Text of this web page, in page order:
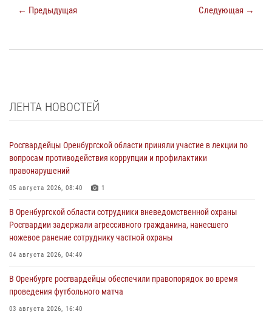
← Предыдущая Следующая →
ЛЕНТА НОВОСТЕЙ
Росгвардейцы Оренбургской области приняли участие в лекции по
вопросам противодействия коррупции и профилактики
правонарушений
05 августа 2026, 08:40 1
В Оренбургской области сотрудники вневедомственной охраны
Росгвардии задержали агрессивного гражданина, нанесшего
ножевое ранение сотруднику частной охраны
04 августа 2026, 04:49
В Оренбурге росгвардейцы обеспечили правопорядок во время
проведения футбольного матча
03 августа 2026, 16:40